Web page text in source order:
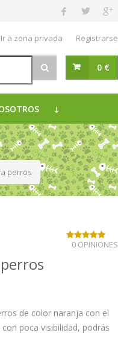
Ir a zona privada Registrarse
0 €
perros
0 OPINIONES
de color naranja con el
poca visibilidad, podrás